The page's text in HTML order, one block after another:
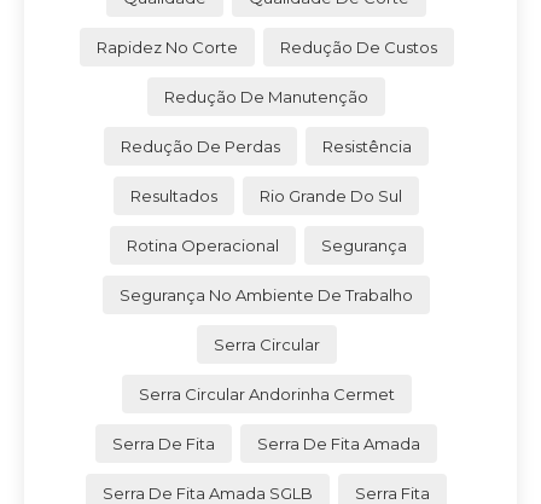
Rapidez No Corte Redução De Custos
Redução De Manutenção
Redução De Perdas Resistência
Resultados Rio Grande Do Sul
Rotina Operacional Segurança
Segurança No Ambiente De Trabalho
Serra Circular
Serra Circular Andorinha Cermet
Serra De Fita Serra De Fita Amada
Serra De Fita Amada SGLB Serra Fita